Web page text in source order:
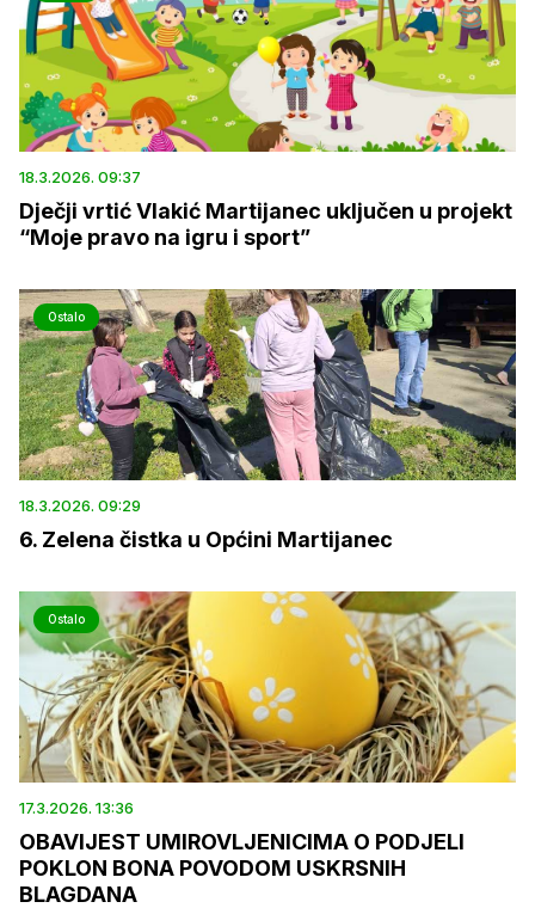
18.3.2026. 09:37
Dječji vrtić Vlakić Martijanec uključen u projekt
“Moje pravo na igru i sport”
Ostalo
18.3.2026. 09:29
6. Zelena čistka u Općini Martijanec
Ostalo
17.3.2026. 13:36
OBAVIJEST UMIROVLJENICIMA O PODJELI
POKLON BONA POVODOM USKRSNIH
BLAGDANA